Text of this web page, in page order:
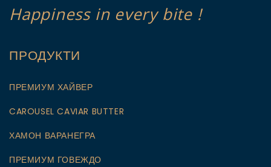
Happiness in every bite !
ПРОДУКТИ
ПРЕМИУМ ХАЙВЕР
CAROUSEL CAVIAR BUTTER
ХАМОН ВАРАНЕГРА
ПРЕМИУМ ГОВЕЖДО